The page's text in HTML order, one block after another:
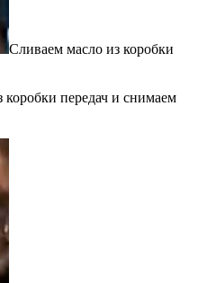
Сливаем масло из коробки
передач и снимаем